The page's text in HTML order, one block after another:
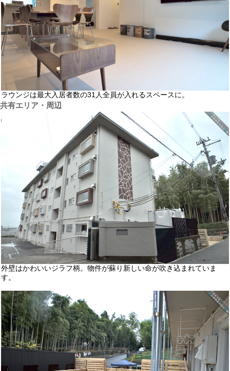
ラウンジは最大入居者数の31人全員が入れるスペースに。
共有エリア・周辺
外壁はかわいいジラフ柄。物件が蘇り新しい命が吹き込まれていま
す。